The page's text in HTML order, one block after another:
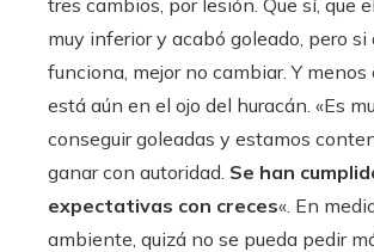
muy inferior y acabó goleado, pero si
funciona, mejor no cambiar. Y menos
está aún en el ojo del huracán. «Es
conseguir goleadas y estamos
ganar con autoridad. Se han
expectativas con creces«. En
ambiente, quizá no se pueda pedir